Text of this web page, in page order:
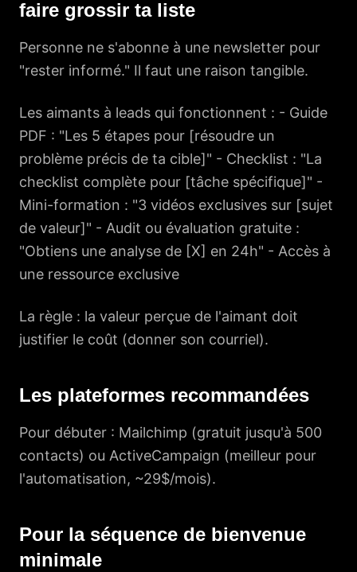
faire grossir ta liste
Personne ne s'abonne à une newsletter pour
"rester informé." Il faut une raison tangible.
Les aimants à leads qui fonctionnent : - Guide
PDF : "Les 5 étapes pour [résoudre un
problème précis de ta cible]" - Checklist : "La
checklist complète pour [tâche spécifique]" -
Mini-formation : "3 vidéos exclusives sur [sujet
de valeur]" - Audit ou évaluation gratuite :
"Obtiens une analyse de [X] en 24h" - Accès à
une ressource exclusive
La règle : la valeur perçue de l'aimant doit
justifier le coût (donner son courriel).
Les plateformes recommandées
Pour débuter : Mailchimp (gratuit jusqu'à 500
contacts) ou ActiveCampaign (meilleur pour
l'automatisation, ~29$/mois).
Pour la séquence de bienvenue
minimale